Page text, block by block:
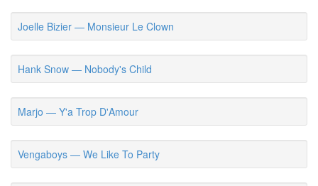
Joelle Bizier — Monsieur Le Clown
Hank Snow — Nobody's Child
Marjo — Y'a Trop D'Amour
Vengaboys — We Like To Party